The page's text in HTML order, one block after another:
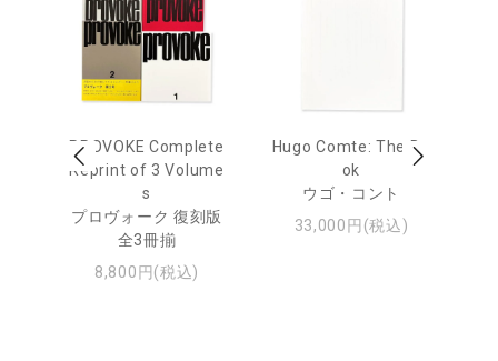
PROVOKE Complete
Reprint of 3 Volume
s
プロヴォーク 復刻版
全3冊揃
8,800円(税込)
Hugo Comte: The Bo
ok
ウゴ・コント
33,000円(税込)